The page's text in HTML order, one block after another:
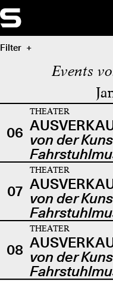
Filter
Events
06
THEATER
von der
07
THEATER
von der
08
THEATER
von der